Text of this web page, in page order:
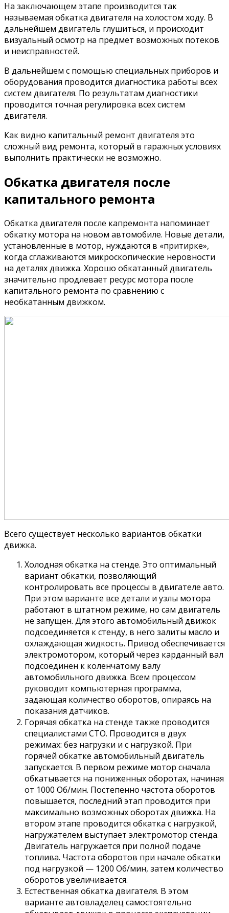
На заключающем этапе производится так
называемая обкатка двигателя на холостом ходу. В
дальнейшем двигатель глушиться, и происходит
визуальный осмотр на предмет возможных потеков
и неисправностей.
В дальнейшем с помощью специальных приборов и
оборудования проводится диагностика работы всех
систем двигателя. По результатам диагностики
проводится точная регулировка всех систем
двигателя.
Как видно капитальный ремонт двигателя это
сложный вид ремонта, который в гаражных условиях
выполнить практически не возможно.
Обкатка двигателя после
капитального ремонта
Обкатка двигателя после капремонта напоминает
обкатку мотора на новом автомобиле. Новые детали,
установленные в мотор, нуждаются в «притирке»,
когда сглаживаются микроскопические неровности
на деталях движка. Хорошо обкатанный двигатель
значительно продлевает ресурс мотора после
капитального ремонта по сравнению с
необкатанным движком.
Всего существует несколько вариантов обкатки
движка.
Холодная обкатка на стенде. Это оптимальный
вариант обкатки, позволяющий
контролировать все процессы в двигателе авто.
При этом варианте все детали и узлы мотора
работают в штатном режиме, но сам двигатель
не запущен. Для этого автомобильный движок
подсоединяется к стенду, в него залиты масло и
охлаждающая жидкость. Привод обеспечивается
электромотором, который через карданный вал
подсоединен к коленчатому валу
автомобильного движка. Всем процессом
руководит компьютерная программа,
задающая количество оборотов, опираясь на
показания датчиков.
Горячая обкатка на стенде также проводится
специалистами СТО. Проводится в двух
режимах: без нагрузки и с нагрузкой. При
горячей обкатке автомобильный двигатель
запускается. В первом режиме мотор сначала
обкатывается на пониженных оборотах, начиная
от 1000 Об/мин. Постепенно частота оборотов
повышается, последний этап проводится при
максимально возможных оборотах движка. На
втором этапе проводится обкатка с нагрузкой,
нагружателем выступает электромотор стенда.
Двигатель нагружается при полной подаче
топлива. Частота оборотов при начале обкатки
под нагрузкой — 1200 Об/мин, затем количество
оборотов увеличивается.
Естественная обкатка двигателя. В этом
варианте автовладелец самостоятельно